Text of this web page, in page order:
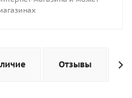
Отзывы